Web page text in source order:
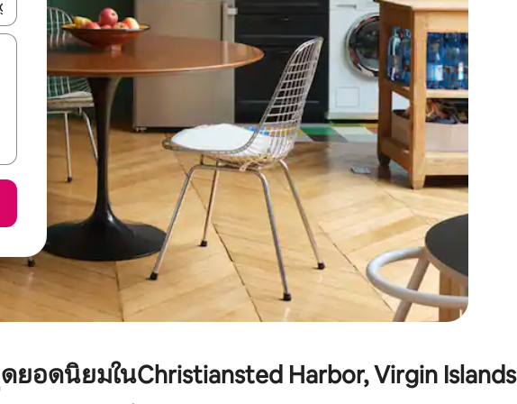
ารค้นหา
อดนิยมในChristiansted Harbor, Virgin Islands